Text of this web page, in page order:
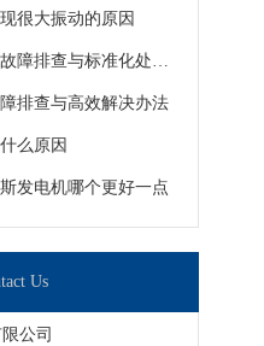
很大振动的原因
排查与高效解决办法
么原因
发电机哪个更好一点
Us
公司